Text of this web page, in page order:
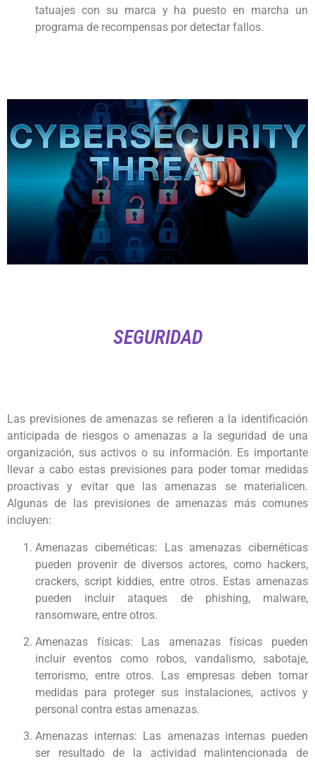
tatuajes con su marca y ha puesto en marcha un
programa de recompensas por detectar fallos.
SEGURIDAD
Las previsiones de amenazas se refieren a la identificación
anticipada de riesgos o amenazas a la seguridad de una
organización, sus activos o su información. Es importante
llevar a cabo estas previsiones para poder tomar medidas
proactivas y evitar que las amenazas se materialicen.
Algunas de las previsiones de amenazas más comunes
incluyen:
Amenazas cibernéticas: Las amenazas cibernéticas
pueden provenir de diversos actores, como hackers,
crackers, script kiddies, entre otros. Estas amenazas
pueden incluir ataques de phishing, malware,
ransomware, entre otros.
Amenazas físicas: Las amenazas físicas pueden
incluir eventos como robos, vandalismo, sabotaje,
terrorismo, entre otros. Las empresas deben tomar
medidas para proteger sus instalaciones, activos y
personal contra estas amenazas.
Amenazas internas: Las amenazas internas pueden
ser resultado de la actividad malintencionada de